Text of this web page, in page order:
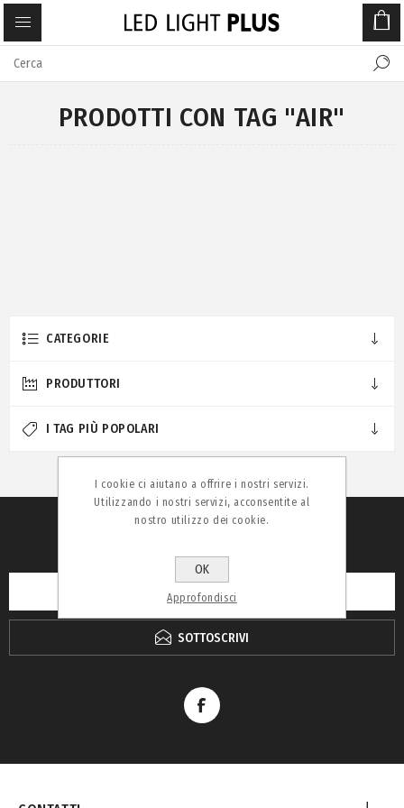
PRODOTTI CON TAG "AIR"
CATEGORIE
PRODUTTORI
I TAG PIÙ POPOLARI
SOTTOSCRIVI
I cookie ci aiutano a offrire i nostri servizi.
Utilizzando i nostri servizi, acconsentite al
nostro utilizzo dei cookie.
OK
Approfondisci